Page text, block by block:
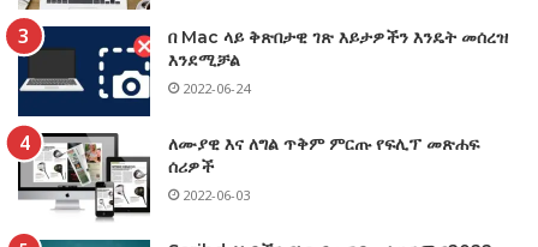
በ Mac ላይ ቅጽበታዊ ገጽ እይታዎችን እንዴት መሰረዝ
እንደሚቻል
2022-06-24
ለሙያዊ እና ለግል ጥቅም ምርጡ የፍሊፕ መጽሐፍ
ሰሪዎች
2022-06-03